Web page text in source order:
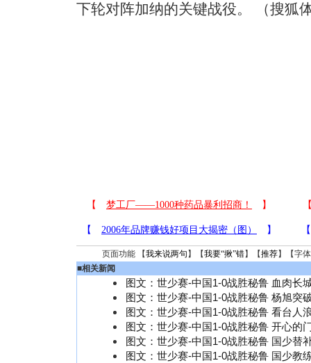
下轮对阵加纳的关键战役。
（搜狐
页面功能 【我来说两句 】【我要“揪”错】【推荐】【字
■相关新闻
图文：世少赛-中国1-0战胜秘鲁 血肉长
图文：世少赛-中国1-0战胜秘鲁 杨旭突
图文：世少赛-中国1-0战胜秘鲁 看台人
图文：世少赛-中国1-0战胜秘鲁 开心的
图文：世少赛-中国1-0战胜秘鲁 国少替
图文：世少赛-中国1-0战胜秘鲁 国少教